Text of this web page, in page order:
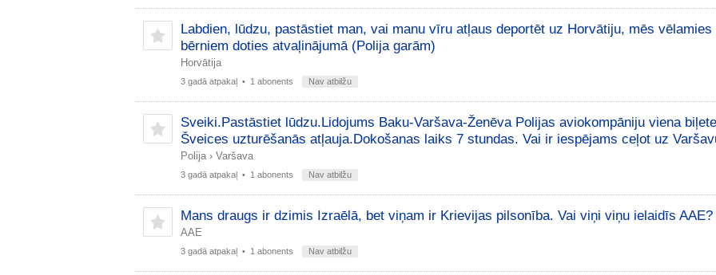
Labdien, lūdzu, pastāstiet man, vai manu vīru atļaus deportēt uz Horvātiju, mēs vēlamies
bērniem doties atvaļinājumā (Polija garām)
Horvātija
3 gadā atpakaļ• 1 abonents Nav atbilžu
Sveiki.Pastāstiet lūdzu.Lidojums Baku-Varšava-Ženēva Polijas aviokompāniju viena
Šveices uzturēšanās atļauja.Dokošanas laiks 7 stundas. Vai ir iespējams ceļot uz
Polija› Varšava
3 gadā atpakaļ• 1 abonents Nav atbilžu
Mans draugs ir dzimis Izraēlā, bet viņam ir Krievijas pilsonība. Vai viņi viņu ielaidīs AAE?
AAE
3 gadā atpakaļ• 1 abonents Nav atbilžu